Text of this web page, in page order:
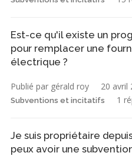
Est-ce qu'il existe un
pour remplacer une
électrique ?
Publié par gérald roy 20 avril
Subventions et incitatifs 1
Je suis propriétaire
peux avoir une